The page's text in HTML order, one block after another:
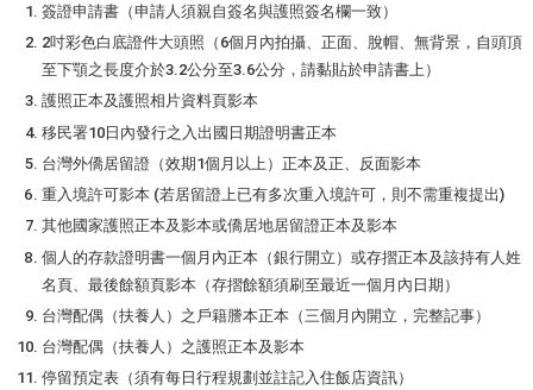
簽證申請書（申請人須親自簽名與護照簽名欄一致）
2吋彩色白底證件大頭照（6個月內拍攝、正面、脫帽、無背景，自頭頂
至下顎之長度介於3.2公分至3.6公分，請黏貼於申請書上）
護照正本及護照相片資料頁影本
移民署10日內發行之入出國日期證明書正本
台灣外僑居留證（效期1個月以上）正本及正、反面影本
重入境許可影本 (若居留證上已有多次重入境許可，則不需重複提出)
其他國家護照正本及影本或僑居地居留證正本及影本
個人的存款證明書一個月內正本（銀行開立）或存摺正本及該持有人姓
名頁、最後餘額頁影本（存摺餘額須刷至最近一個月內日期）
台灣配偶（扶養人）之戶籍謄本正本（三個月內開立，完整記事）
台灣配偶（扶養人）之護照正本及影本
停留預定表（須有每日行程規劃並註記入住飯店資訊）